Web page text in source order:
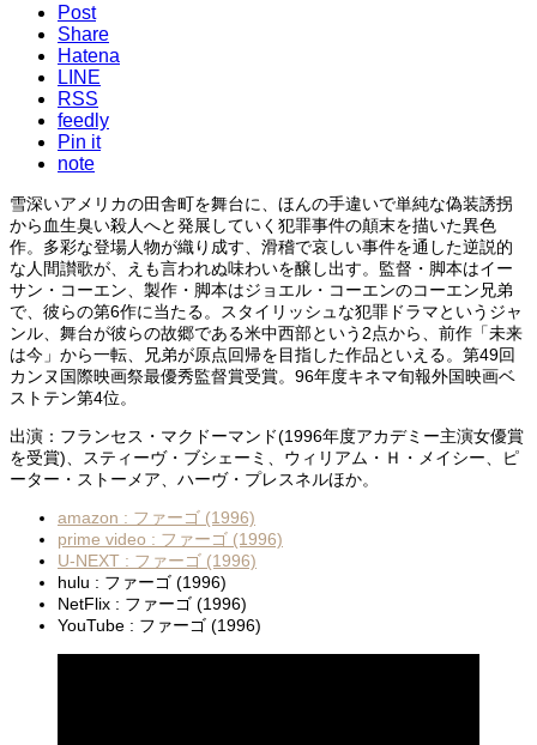
Post
Share
Hatena
LINE
RSS
feedly
Pin it
note
雪深いアメリカの田舎町を舞台に、ほんの手違いで単純な偽装誘拐
から血生臭い殺人へと発展していく犯罪事件の顛末を描いた異色
作。多彩な登場人物が織り成す、滑稽で哀しい事件を通した逆説的
な人間讃歌が、えも言われぬ味わいを醸し出す。監督・脚本はイー
サン・コーエン、製作・脚本はジョエル・コーエンのコーエン兄弟
で、彼らの第6作に当たる。スタイリッシュな犯罪ドラマというジャ
ンル、舞台が彼らの故郷である米中西部という2点から、前作「未来
は今」から一転、兄弟が原点回帰を目指した作品といえる。第49回
カンヌ国際映画祭最優秀監督賞受賞。96年度キネマ旬報外国映画ベ
ストテン第4位。
出演：フランセス・マクドーマンド(1996年度アカデミー主演女優賞
を受賞)、スティーヴ・ブシェーミ、ウィリアム・Ｈ・メイシー、ピ
ーター・ストーメア、ハーヴ・プレスネルほか。
amazon : ファーゴ (1996)
prime video : ファーゴ (1996)
U-NEXT : ファーゴ (1996)
hulu : ファーゴ (1996)
NetFlix : ファーゴ (1996)
YouTube : ファーゴ (1996)